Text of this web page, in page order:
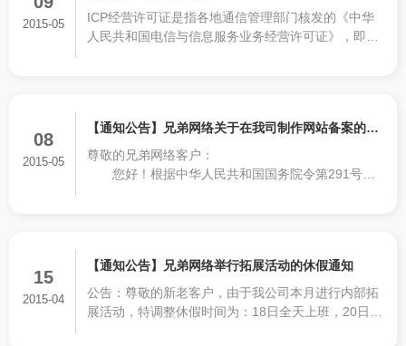
2015-05
ICP经营许可证是指各地通信管理部门核发的《中华
人民共和国电信与信息服务业务经营许可证》，即
08
2015-05
【通知公告】兄弟网络关于在我司制作网站备案的通
知
尊敬的兄弟网络客户：
您好！根据中华人民共和国国务院令第291号
15
2015-04
【通知公告】兄弟网络举行拓展活动的休假通知
公告：尊敬的新老客户，由于我公司本月进行内部拓
展活动，特调整休假时间为：18日全天上班，20日休